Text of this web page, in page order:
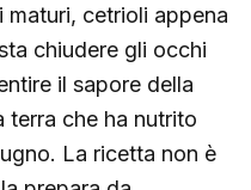
cetrioli appena
chiudere gli occhi
il sapore della
terra che ha nutrito
La ricetta non è